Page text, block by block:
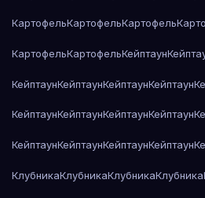
КартофельКартофельКартофель
КартофельКартофельКейптаун
КейптаунКейптаунКейптаунКейптаун
КейптаунКейптаунКейптаунКейптаун
КейптаунКейптаунКейптаунКейптаун
КлубникаКлубникаКлубникаКлубника